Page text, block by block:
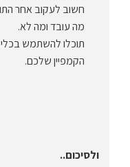
חשוב לעקוב אחר
מה עובד ומה לא.
תוכלו להשתמש
הקמפיין שלכם.
ולסיכום..